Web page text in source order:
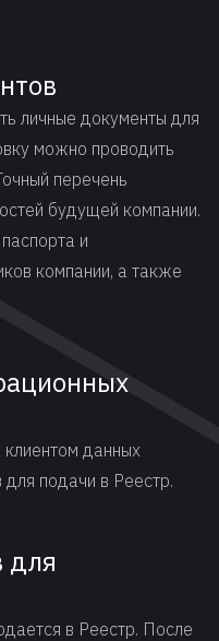
личные документы для
можно проводить
перечень
будущей компании.
и
компании, а также
данных
подачи в Реестр.
для
в Реестр. После